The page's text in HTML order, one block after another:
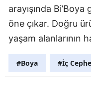
arayışında
öne çıkar. Doğru
yaşam alanlarının
#Boya #İç Cephe